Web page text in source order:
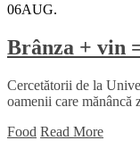
06AUG.
Brânza + vin
Cercetătorii de la
oamenii care
Food Read More